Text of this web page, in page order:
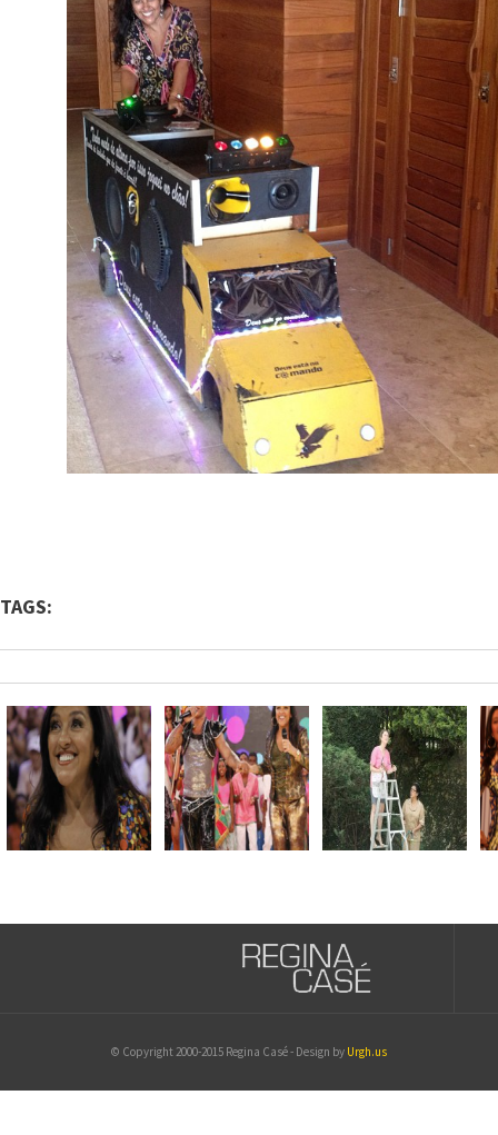
TAGS:
© Copyright 2000-2015 Regina Casé - Design by Urgh.us